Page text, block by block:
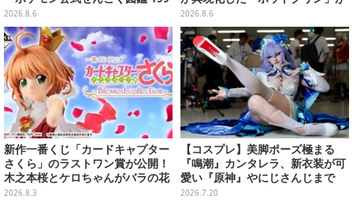
6-2026」が大ボリューム
2026.8.6
貯金箱としてプライズ展開
2026.8.6
新作一番くじ「カードキャプター
さくら」のラストワン賞が公開！
木之本桜とケロちゃんがバラの花
びらに包まれている姿で立体化
2026.8.3
【コスプレ】美脚ポーズ極まる
『鳴潮』カンタレラ、新衣装が可
愛い『原神』やにじさんじまで
「アコスタ池袋」美麗レイヤー11
2026.7.20